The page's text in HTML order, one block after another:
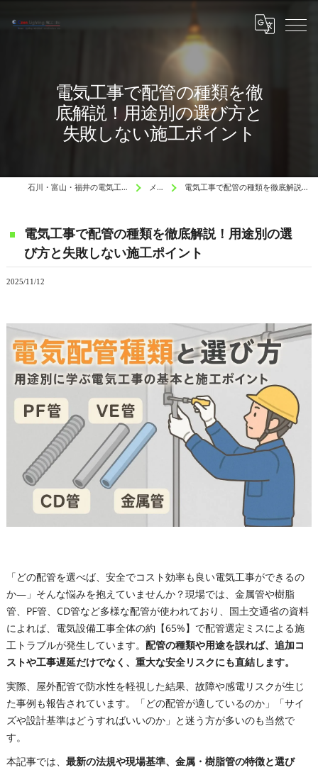
電気工事で配管の種類を徹
底解説！用途別の選び方と
失敗しない施工ポイント
石川・富山・福井の電気工事と水道工事はCzen Lighting 電工 メディア 電気工事で配管の種類を徹底解説！用途別の選び方と失敗しない施工ポイント
電気工事で配管の種類を徹底解説！用途別の選
び方と失敗しない施工ポイント
2025/11/12
「どの配管を選べば、安全でコスト効率も良い電気工事ができるの
か―」そんな悩みを抱えていませんか？現場では、金属管や樹脂
管、PF管、CD管など多様な配管が使われており、国土交通省の資料
によれば、電気設備工事全体の約【65%】で配管選定ミスによる施
工トラブルが発生しています。 配管の種類や用途を誤れば、追加コ
ストや工事遅延だけでなく、重大な安全リスクにも直結します。
実際、屋外配管で防水性を軽視した結果、故障や感電リスクが生じ
た事例も報告されています。「どの配管が適しているのか」「サイ
ズや設計基準はどうすればいいのか」と迷う方が多いのも当然で
す。
本記事では、 最新の法規や現場基準、金属・樹脂管の特徴と選び